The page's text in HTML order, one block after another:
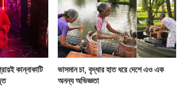
কান্নাকাটি
ভাসমান চা, বৃদ্ধার হাত ধরে দেশে এও এক
অনন্য অভিজ্ঞতা